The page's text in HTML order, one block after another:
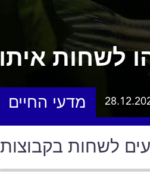
לשחות איתו
מדעי החיים